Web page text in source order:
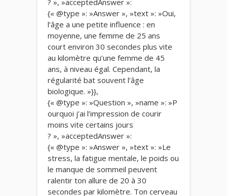
{« @type »: »Answer », »text »: »Oui,
l’âge a une petite influence : en
moyenne, une femme de 25 ans
court environ 30 secondes plus vite
au kilomètre qu’une femme de 45
ans, à niveau égal. Cependant, la
régularité bat souvent l’âge
biologique. »}},
{« @type »: »Question », »name »: »P
ourquoi j’ai l’impression de courir
moins vite certains jours
? », »acceptedAnswer »:
{« @type »: »Answer », »text »: »Le
stress, la fatigue mentale, le poids ou
le manque de sommeil peuvent
ralentir ton allure de 20 à 30
secondes par kilomètre. Ton cerveau